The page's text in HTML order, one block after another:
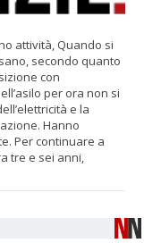
attività, Quando si
secondo quanto
con
per ora non si
e la
Hanno
Per continuare a
tre e sei anni,